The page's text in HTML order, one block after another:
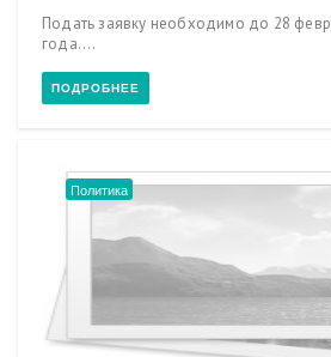
Подать заявку необходимо до 28
года....
ПОДРОБНЕЕ
Политика